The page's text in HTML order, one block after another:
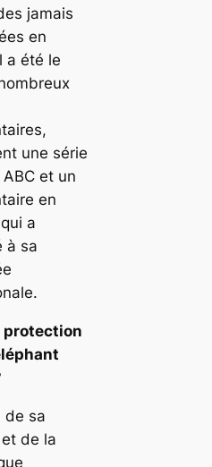
jamais
en
a été le
une série
et un
en
a
à sa
protection
de sa
de la